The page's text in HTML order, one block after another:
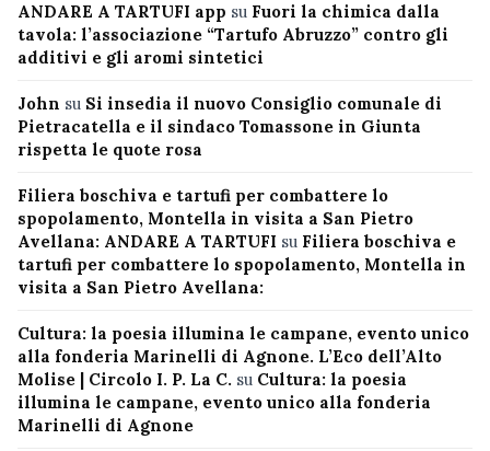
ANDARE A TARTUFI app su Fuori la chimica dalla
tavola: l’associazione “Tartufo Abruzzo” contro gli
additivi e gli aromi sintetici
John su Si insedia il nuovo Consiglio comunale di
Pietracatella e il sindaco Tomassone in Giunta
rispetta le quote rosa
Filiera boschiva e tartufi per combattere lo
spopolamento, Montella in visita a San Pietro
Avellana: ANDARE A TARTUFI su Filiera boschiva e
tartufi per combattere lo spopolamento, Montella in
visita a San Pietro Avellana:
Cultura: la poesia illumina le campane, evento unico
alla fonderia Marinelli di Agnone. L’Eco dell’Alto
Molise | Circolo I. P. La C. su Cultura: la poesia
illumina le campane, evento unico alla fonderia
Marinelli di Agnone